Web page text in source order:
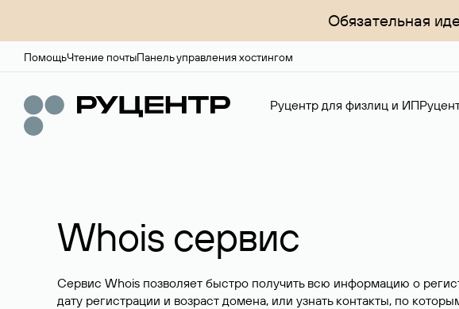
Обязательная
ПомощьЧтение почтыПанель управления хостингом
Руцентр для физлиц и ИП
Whois сервис
Сервис Whois позволяет быстро получить всю информацию о
дату регистрации и возраст домена, или узнать контакты, по